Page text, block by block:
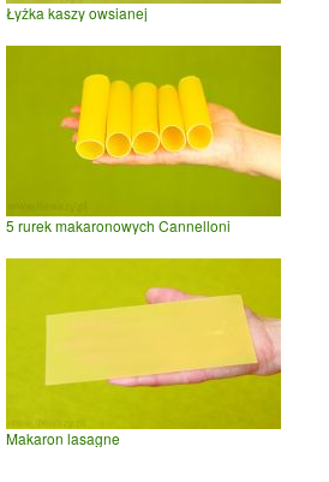
Łyżka kaszy owsianej
5 rurek makaronowych Cannelloni
Makaron lasagne